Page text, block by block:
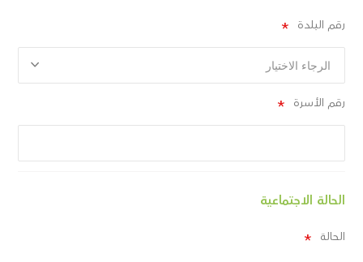
رقم البلدة
رقم الأسرة
الحالة الاجتماعية
الحالة